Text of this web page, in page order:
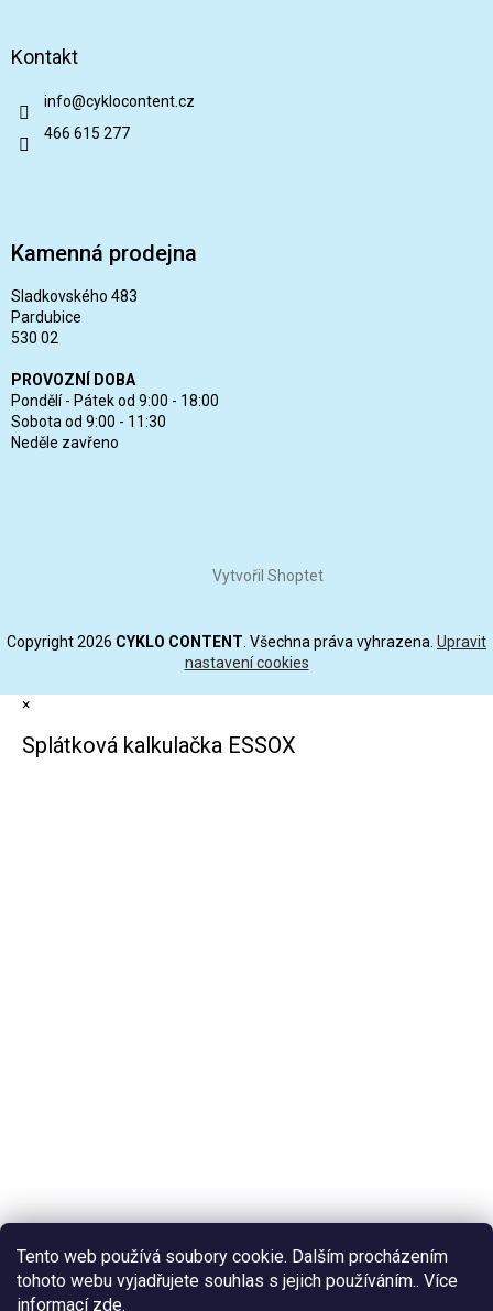
Tento web používá soubory cookie. Dalším procházením
tohoto webu vyjadřujete souhlas s jejich používáním.. Více
informací zde.
Kontakt
info@cyklocontent.cz
466 615 277
Kamenná prodejna
Sladkovského 483
Pardubice
530 02
PROVOZNÍ DOBA
Pondělí - Pátek od 9:00 - 18:00
Sobota od 9:00 - 11:30
Neděle zavřeno
Vytvořil Shoptet
Copyright 2026 CYKLO CONTENT . Všechna práva vyhrazena. Upravit
nastavení cookies
×
Splátková kalkulačka ESSOX